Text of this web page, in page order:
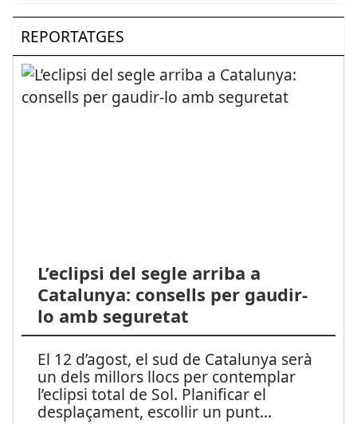
REPORTATGES
L’eclipsi del segle arriba a
Catalunya: consells per gaudir-
lo amb seguretat
El 12 d’agost, el sud de Catalunya serà
un dels millors llocs per contemplar
l’eclipsi total de Sol. Planificar el
desplaçament, escollir un punt...